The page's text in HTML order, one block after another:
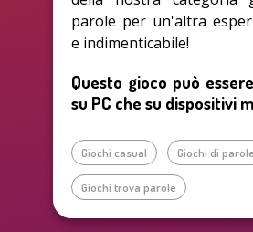
parole per un'altra
e indimenticabile!
Questo gioco può
su PC che su dispositivi
Giochi casual Giochi di parole
Giochi trova parole